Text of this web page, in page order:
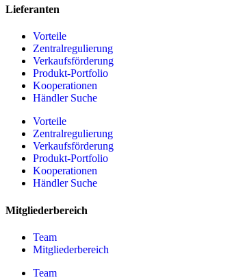
Lieferanten
Vorteile
Zentralregulierung
Verkaufsförderung
Produkt-Portfolio
Kooperationen
Händler Suche
Vorteile
Zentralregulierung
Verkaufsförderung
Produkt-Portfolio
Kooperationen
Händler Suche
Mitgliederbereich
Team
Mitgliederbereich
Team